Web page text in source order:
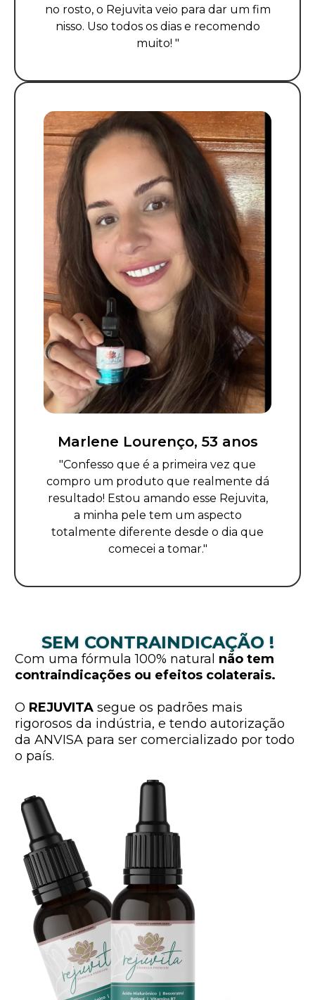
no rosto, o Rejuvita veio para dar um fim
nisso. Uso todos os dias e recomendo
muito! "
Marlene Lourenço, 53 anos
"Confesso que é a primeira vez que
compro um produto que realmente dá
resultado! Estou amando esse Rejuvita,
a minha pele tem um aspecto
totalmente diferente desde o dia que
comecei a tomar."
SEM CONTRAINDICAÇÃO !
Com uma fórmula 100% natural não tem
contraindicações ou efeitos colaterais.
O REJUVITA segue os padrões mais
rigorosos da indústria, e tendo autorização
da ANVISA para ser comercializado por todo
o país.